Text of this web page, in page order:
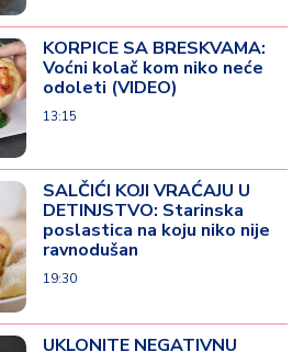
KORPICE SA BRESKVAMA:
Voćni kolač kom niko neće
odoleti (VIDEO)
13:15
SALČIĆI KOJI VRAĆAJU U
DETINJSTVO: Starinska
poslastica na koju niko nije
ravnodušan
19:30
UKLONITE NEGATIVNU